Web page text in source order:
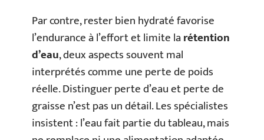
Par contre, rester bien hydraté favorise
l’endurance à l’effort et limite larétention
d’eau, deux aspects souvent mal
interprétés comme une perte de poids
réelle. Distinguer perte d’eau et perte de
graisse n’est pas un détail. Les spécialistes
insistent : l’eau fait partie du tableau, mais